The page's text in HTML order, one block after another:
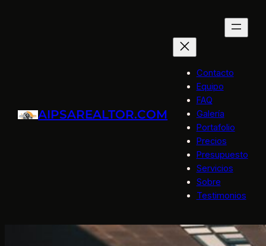
AIPSAREALTOR.COM
Contacto
Equipo
FAQ
Galería
Portafolio
Precios
Presupuesto
Servicios
Sobre
Testimonios